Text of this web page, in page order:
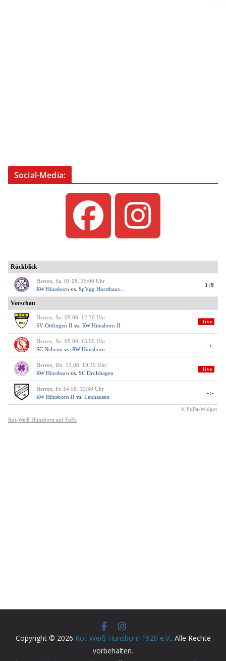
Social-Media:
Copyright © 2026 Rot-Weiß Hünsborn 1920 e.V.. Alle Rechte
vorbehalten.